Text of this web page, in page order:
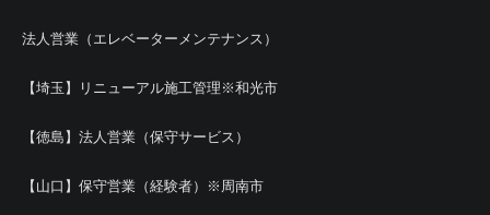
法人営業（エレベーターメンテナンス）
【埼玉】リニューアル施工管理※和光市
【徳島】法人営業（保守サービス）
【山口】保守営業（経験者）※周南市